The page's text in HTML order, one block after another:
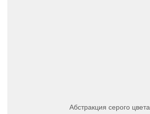
Абстракция серого цвета